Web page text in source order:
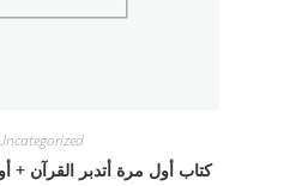
كتاب أول مرة أتدبر القرآن +